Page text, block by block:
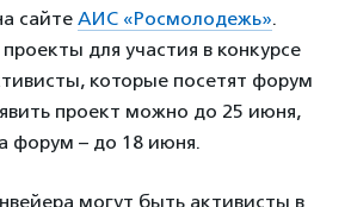
сайте АИС «Росмолодежь».
для участия в конкурсе
которые посетят форум
проект можно до 25 июня,
форум – до 18 июня.
могут быть активисты в